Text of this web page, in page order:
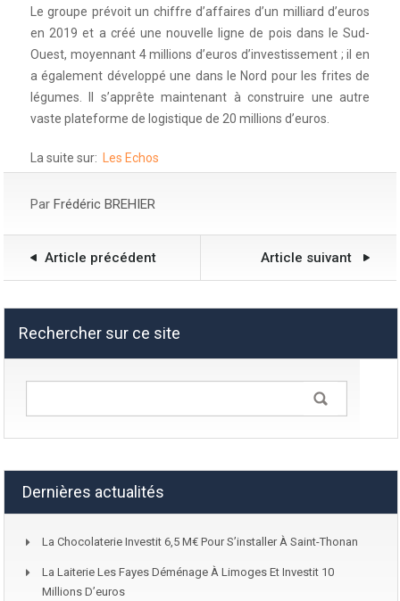
Le groupe prévoit un chiffre d’affaires d’un milliard d’euros
en 2019 et a créé une nouvelle ligne de pois dans le Sud-
Ouest, moyennant 4 millions d’euros d’investissement ; il en
a également développé une dans le Nord pour les frites de
légumes. Il s’apprête maintenant à construire une autre
vaste plateforme de logistique de 20 millions d’euros.
La suite sur: Les Echos
Par Frédéric BREHIER
Article précédent Article suivant
Rechercher sur ce site
Dernières actualités
La Chocolaterie Investit 6,5 M€ Pour S’installer À Saint-Thonan
La Laiterie Les Fayes Déménage À Limoges Et Investit 10
Millions D’euros